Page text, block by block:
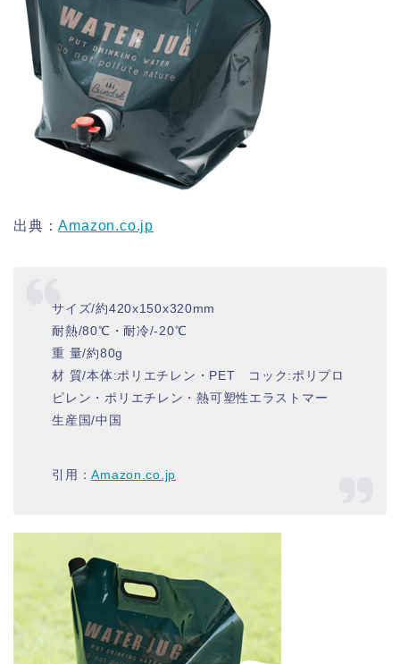
出典：Amazon.co.jp
サイズ/約420x150x320mm
耐熱/80℃・耐冷/-20℃
重 量/約80g
材 質/本体:ポリエチレン・PET コック:ポリプロ
ピレン・ポリエチレン・熱可塑性エラストマー
生産国/中国
引用：Amazon.co.jp